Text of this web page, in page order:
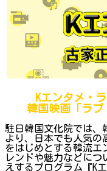
Kエンタメ・
韓国映画「ラブ
駐日韓国文化院では、
より、日本でも人気の
をはじめとする韓流エ
レンドや魅力などに
えするプログラム『K